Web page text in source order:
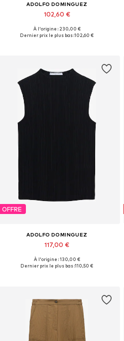
ADOLFO DOMINGUEZ
102,60 €
Tailles disponibles: 34, 36, 38, 40, 42
À l'origine : 230,00 €
Dernier prix le plus bas :102,60 €
OFFRE
ADOLFO DOMINGUEZ
117,00 €
Tailles disponibles: XS, S, M, L, XL, XXL
À l'origine : 130,00 €
Dernier prix le plus bas :110,50 €